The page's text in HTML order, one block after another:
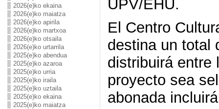
2026(e)ko ekaina
2026(e)ko maiatza
2026(e)ko apirila
2026(e)ko martxoa
2026(e)ko otsaila
2026(e)ko urtarrila
2025(e)ko abendua
2025(e)ko azaroa
2025(e)ko urria
2025(e)ko iraila
2025(e)ko uztaila
2025(e)ko ekaina
2025(e)ko maiatza
UPV/EHU.
El Centro
destina un total
distribuirá entre
proyecto sea
abonada